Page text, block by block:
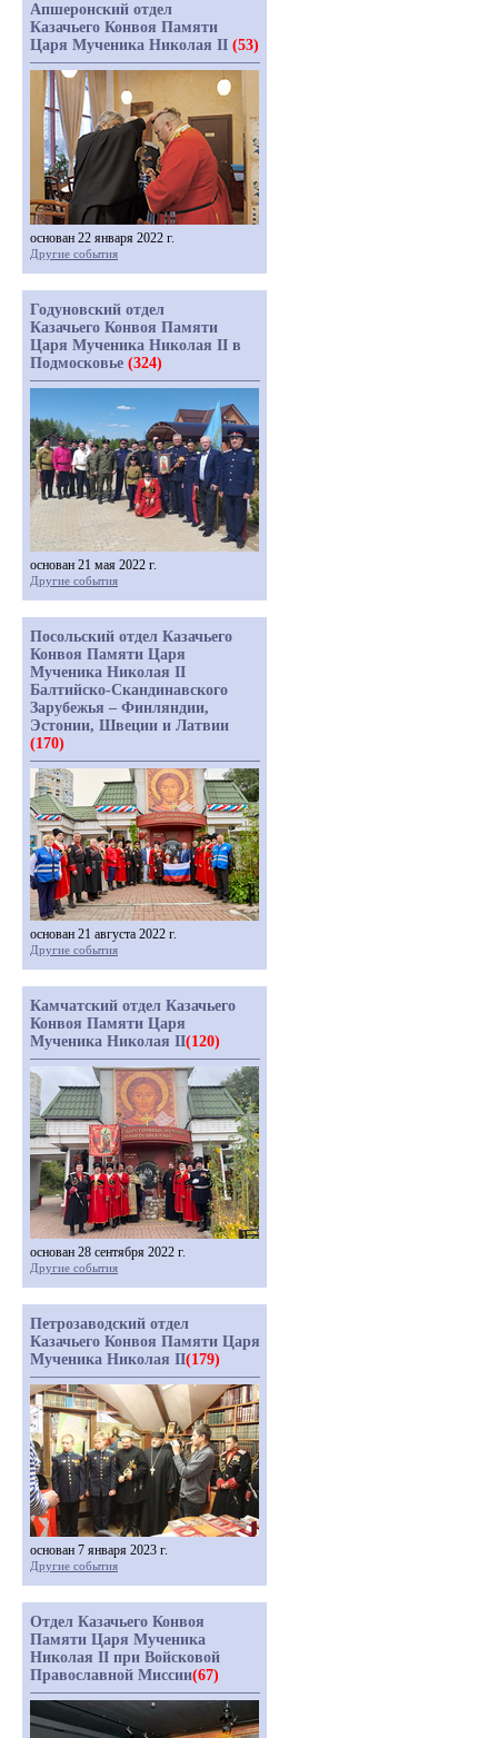
Апшеронский отдел
Казачьего Конвоя Памяти
Царя Мученика Николая II (53)
основан 22 января 2022 г.
Другие события
Годуновский отдел
Казачьего Конвоя Памяти
Царя Мученика Николая II в
Подмосковье (324)
основан 21 мая 2022 г.
Другие события
Посольский отдел Казачьего
Конвоя Памяти Царя
Мученика Николая II
Балтийско-Скандинавского
Зарубежья – Финляндии,
Эстонии, Швеции и Латвии
(170)
основан 21 августа 2022 г.
Другие события
Камчатский отдел Казачьего
Конвоя Памяти Царя
Мученика Николая II(120)
основан 28 сентября 2022 г.
Другие события
Петрозаводский отдел
Казачьего Конвоя Памяти Царя
Мученика Николая II(179)
основан 7 января 2023 г.
Другие события
Отдел Казачьего Конвоя
Памяти Царя Мученика
Николая II при Войсковой
Православной Миссии(67)